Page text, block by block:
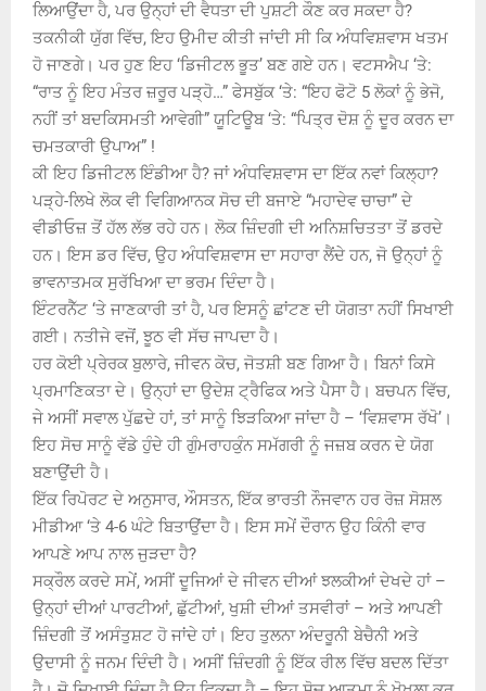
ਲਿਆਉਂਦਾ ਹੈ, ਪਰ ਉਨ੍ਹਾਂ ਦੀ ਵੈਧਤਾ ਦੀ ਪੁਸ਼ਟੀ ਕੌਣ ਕਰ ਸਕਦਾ ਹੈ?
ਤਕਨੀਕੀ ਯੁੱਗ ਵਿੱਚ, ਇਹ ਉਮੀਦ ਕੀਤੀ ਜਾਂਦੀ ਸੀ ਕਿ ਅੰਧਵਿਸ਼ਵਾਸ ਖਤਮ
ਹੋ ਜਾਣਗੇ। ਪਰ ਹੁਣ ਇਹ ‘ਡਿਜੀਟਲ ਭੂਤ’ ਬਣ ਗਏ ਹਨ। ਵਟਸਐਪ ‘ਤੇ:
“ਰਾਤ ਨੂੰ ਇਹ ਮੰਤਰ ਜ਼ਰੂਰ ਪੜ੍ਹੋ…” ਫੇਸਬੁੱਕ ‘ਤੇ: “ਇਹ ਫੋਟੋ 5 ਲੋਕਾਂ ਨੂੰ ਭੇਜੋ,
ਨਹੀਂ ਤਾਂ ਬਦਕਿਸਮਤੀ ਆਵੇਗੀ” ਯੂਟਿਊਬ ‘ਤੇ: “ਪਿਤ੍ਰ ਦੋਸ਼ ਨੂੰ ਦੂਰ ਕਰਨ ਦਾ
ਚਮਤਕਾਰੀ ਉਪਾਅ” !
ਕੀ ਇਹ ਡਿਜੀਟਲ ਇੰਡੀਆ ਹੈ? ਜਾਂ ਅੰਧਵਿਸ਼ਵਾਸ ਦਾ ਇੱਕ ਨਵਾਂ ਕਿਲ੍ਹਾ?
ਪੜ੍ਹੇ-ਲਿਖੇ ਲੋਕ ਵੀ ਵਿਗਿਆਨਕ ਸੋਚ ਦੀ ਬਜਾਏ “ਮਹਾਦੇਵ ਚਾਚਾ” ਦੇ
ਵੀਡੀਓਜ਼ ਤੋਂ ਹੱਲ ਲੱਭ ਰਹੇ ਹਨ। ਲੋਕ ਜ਼ਿੰਦਗੀ ਦੀ ਅਨਿਸ਼ਚਿਤਤਾ ਤੋਂ ਡਰਦੇ
ਹਨ। ਇਸ ਡਰ ਵਿੱਚ, ਉਹ ਅੰਧਵਿਸ਼ਵਾਸ ਦਾ ਸਹਾਰਾ ਲੈਂਦੇ ਹਨ, ਜੋ ਉਨ੍ਹਾਂ ਨੂੰ
ਭਾਵਨਾਤਮਕ ਸੁਰੱਖਿਆ ਦਾ ਭਰਮ ਦਿੰਦਾ ਹੈ।
ਇੰਟਰਨੈੱਟ ‘ਤੇ ਜਾਣਕਾਰੀ ਤਾਂ ਹੈ, ਪਰ ਇਸਨੂੰ ਛਾਂਟਣ ਦੀ ਯੋਗਤਾ ਨਹੀਂ ਸਿਖਾਈ
ਗਈ। ਨਤੀਜੇ ਵਜੋਂ, ਝੂਠ ਵੀ ਸੱਚ ਜਾਪਦਾ ਹੈ।
ਹਰ ਕੋਈ ਪ੍ਰੇਰਕ ਬੁਲਾਰੇ, ਜੀਵਨ ਕੋਚ, ਜੋਤਸ਼ੀ ਬਣ ਗਿਆ ਹੈ। ਬਿਨਾਂ ਕਿਸੇ
ਪ੍ਰਮਾਣਿਕਤਾ ਦੇ। ਉਨ੍ਹਾਂ ਦਾ ਉਦੇਸ਼ ਟ੍ਰੈਫਿਕ ਅਤੇ ਪੈਸਾ ਹੈ। ਬਚਪਨ ਵਿੱਚ,
ਜੇ ਅਸੀਂ ਸਵਾਲ ਪੁੱਛਦੇ ਹਾਂ, ਤਾਂ ਸਾਨੂੰ ਝਿੜਕਿਆ ਜਾਂਦਾ ਹੈ – ‘ਵਿਸ਼ਵਾਸ ਰੱਖੋ’।
ਇਹ ਸੋਚ ਸਾਨੂੰ ਵੱਡੇ ਹੁੰਦੇ ਹੀ ਗੁੰਮਰਾਹਕੁੰਨ ਸਮੱਗਰੀ ਨੂੰ ਜਜ਼ਬ ਕਰਨ ਦੇ ਯੋਗ
ਬਣਾਉਂਦੀ ਹੈ।
ਇੱਕ ਰਿਪੋਰਟ ਦੇ ਅਨੁਸਾਰ, ਔਸਤਨ, ਇੱਕ ਭਾਰਤੀ ਨੌਜਵਾਨ ਹਰ ਰੋਜ਼ ਸੋਸ਼ਲ
ਮੀਡੀਆ ‘ਤੇ 4-6 ਘੰਟੇ ਬਿਤਾਉਂਦਾ ਹੈ। ਇਸ ਸਮੇਂ ਦੌਰਾਨ ਉਹ ਕਿੰਨੀ ਵਾਰ
ਆਪਣੇ ਆਪ ਨਾਲ ਜੁੜਦਾ ਹੈ?
ਸਕ੍ਰੌਲ ਕਰਦੇ ਸਮੇਂ, ਅਸੀਂ ਦੂਜਿਆਂ ਦੇ ਜੀਵਨ ਦੀਆਂ ਝਲਕੀਆਂ ਦੇਖਦੇ ਹਾਂ –
ਉਨ੍ਹਾਂ ਦੀਆਂ ਪਾਰਟੀਆਂ, ਛੁੱਟੀਆਂ, ਖੁਸ਼ੀ ਦੀਆਂ ਤਸਵੀਰਾਂ – ਅਤੇ ਆਪਣੀ
ਜ਼ਿੰਦਗੀ ਤੋਂ ਅਸੰਤੁਸ਼ਟ ਹੋ ਜਾਂਦੇ ਹਾਂ। ਇਹ ਤੁਲਨਾ ਅੰਦਰੂਨੀ ਬੇਚੈਨੀ ਅਤੇ
ਉਦਾਸੀ ਨੂੰ ਜਨਮ ਦਿੰਦੀ ਹੈ। ਅਸੀਂ ਜ਼ਿੰਦਗੀ ਨੂੰ ਇੱਕ ਰੀਲ ਵਿੱਚ ਬਦਲ ਦਿੱਤਾ